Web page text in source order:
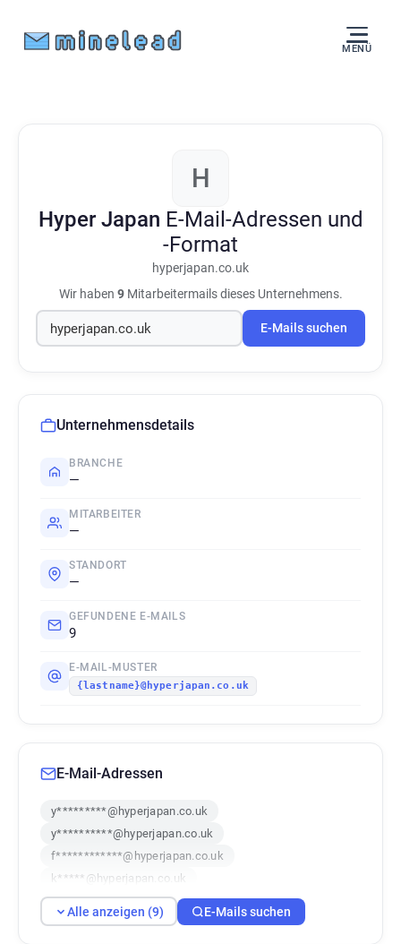
MENÜ
H
Hyper Japan E-Mail-Adressen und
-Format
hyperjapan.co.uk
Wir haben 9Mitarbeitermails dieses Unternehmens.
E-Mails suchen
Unternehmensdetails
BRANCHE
—
MITARBEITER
—
STANDORT
—
GEFUNDENE E-MAILS
9
E-MAIL-MUSTER
{lastname}@hyperjapan.co.uk
E-Mail-Adressen
y*********@hyperjapan.co.uk
y**********@hyperjapan.co.uk
f************@hyperjapan.co.uk
k*****@hyperjapan.co.uk
l*******@hyperjapan.co.uk
d**********@hyperjapan.co.uk
Alle anzeigen (9) E-Mails suchen